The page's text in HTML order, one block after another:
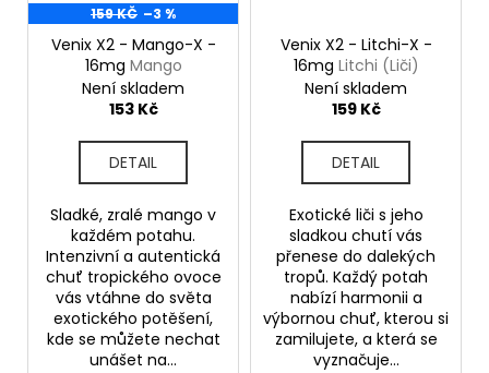
159 KČ –3 %
Venix X2 - Mango-X -
16mg Mango
Není skladem
153 Kč
DETAIL
Sladké, zralé mango v
každém potahu.
Intenzivní a autentická
chuť tropického ovoce
vás vtáhne do světa
exotického potěšení,
kde se můžete nechat
unášet na...
Venix X2 - Litchi-X -
16mg Litchi (Liči)
Není skladem
159 Kč
DETAIL
Exotické liči s jeho
sladkou chutí vás
přenese do dalekých
tropů. Každý potah
nabízí harmonii a
výbornou chuť, kterou si
zamilujete, a která se
vyznačuje...